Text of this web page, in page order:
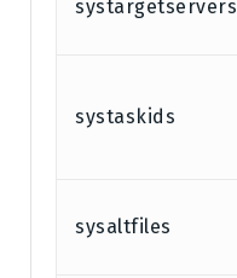
systargetservers
systaskids
sysaltfiles